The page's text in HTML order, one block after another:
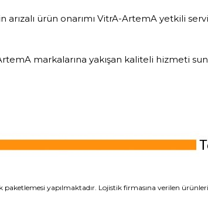
ürün onarımı VitrA-ArtemA yetkili
markalarına yakışan kaliteli hizmeti
yapılmaktadır. Lojistik firmasına verilen